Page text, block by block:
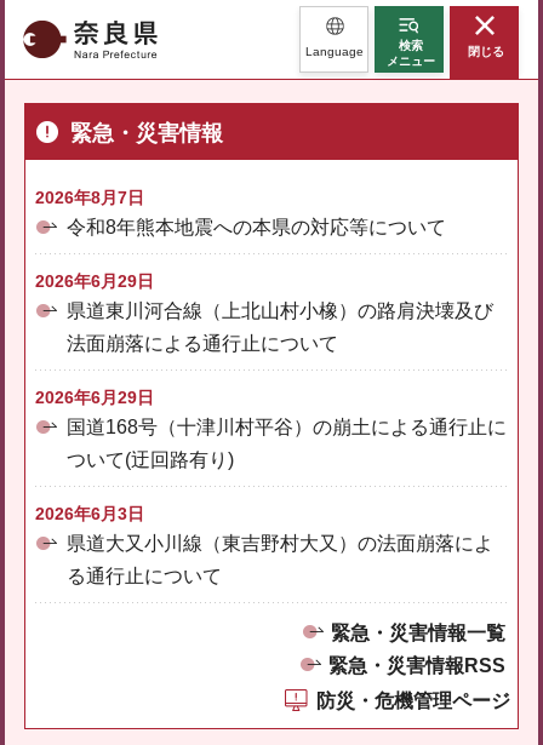
奈良県 Language
検索
メニュー
閉じる
緊急・災害情報
2026年8月7日
令和8年熊本地震への本県の対応等について
2026年6月29日
県道東川河合線（上北山村小橡）の路肩決壊及び
法面崩落による通行止について
2026年6月29日
国道168号（十津川村平谷）の崩土による通行止に
ついて(迂回路有り)
2026年6月3日
県道大又小川線（東吉野村大又）の法面崩落によ
る通行止について
緊急・災害情報一覧
緊急・災害情報RSS
防災・危機管理ページ